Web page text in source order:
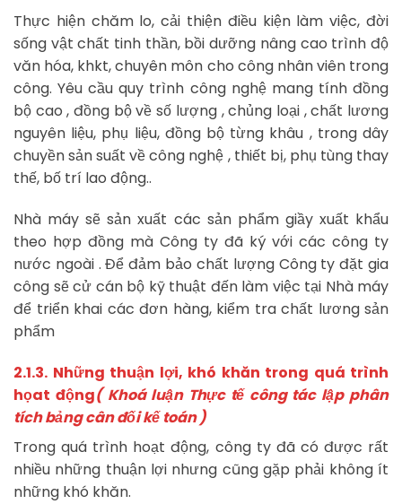
Thực hiện chăm lo, cải thiện điều kiện làm việc, đời
sống vật chất tinh thần, bồi dưỡng nâng cao trình độ
văn hóa, khkt, chuyên môn cho công nhân viên trong
công. Yêu cầu quy trình công nghệ mang tính đồng
bộ cao , đồng bộ về số lượng , chủng loại , chất lương
nguyên liệu, phụ liệu, đồng bộ từng khâu , trong dây
chuyền sản suất về công nghệ , thiết bị, phụ tùng thay
thế, bố trí lao động..
Nhà máy sẽ sản xuất các sản phẩm giầy xuất khẩu
theo hợp đồng mà Công ty đã ký với các công ty
nước ngoài . Để đảm bảo chất lượng Công ty đặt gia
công sẽ cử cán bộ kỹ thuật đến làm việc tại Nhà máy
để triển khai các đơn hàng, kiểm tra chất lương sản
phẩm
2.1.3. Những thuận lợi, khó khăn trong quá trình
họat động( Khoá luận Thực tế công tác lập phân
tích bảng cân đối kế toán )
Trong quá trình hoạt động, công ty đã có được rất
nhiều những thuận lợi nhưng cũng gặp phải không ít
những khó khăn.